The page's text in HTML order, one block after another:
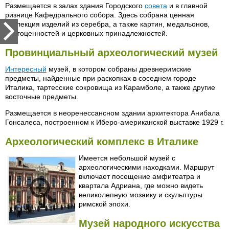
Размещается в залах здания Городского совета и в главной
ризнице Кафедрального собора. Здесь собрана ценная
коллекция изделий из серебра, а также картин, медальонов,
драгоценностей и церковных принадлежностей.
Провинциальный археологический музей
Интересный музей, в котором собраны древнеримские
предметы, найденные при раскопках в соседнем городе
Италика, тартесские сокровища из Карамболе, а также другие
восточные предметы.
Размещается в неоренессансном здании архитектора Анибала
Гонсалеса, построенном к Иберо-американской выставке 1929 г.
Археологический комплекс в Италике
Имеется небольшой музей с
археологическими находками. Маршрут
включает посещение амфитеатра и
квартала Адриана, где можно видеть
великолепную мозаику и скульптуры
римской эпохи.
Музей народного искусства